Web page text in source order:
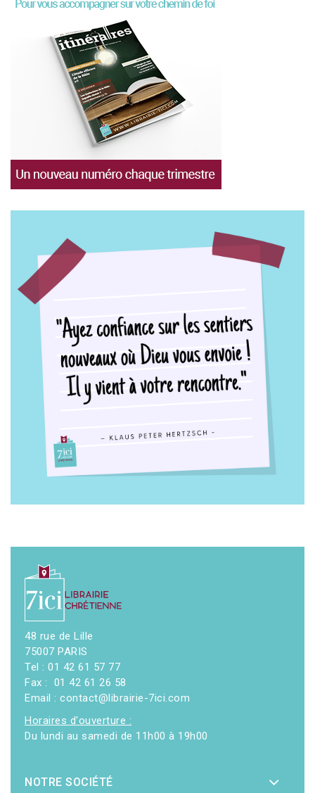
48 rue de Lille
75007 PARIS
Tel : 01 42 61 57 77
Fax : 01 42 61 26 58
Email : contact@librairie-7ici.com
Horaires d'ouverture :
Du lundi au samedi de 11h00 à 19h00
NOTRE SOCIÉTÉ